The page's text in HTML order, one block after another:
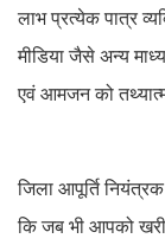
लाभ प्रत्येक पात्र
मीडिया जैसे अन्य
एवं आमजन को
जिला आपूर्ति
कि जब भी आपको